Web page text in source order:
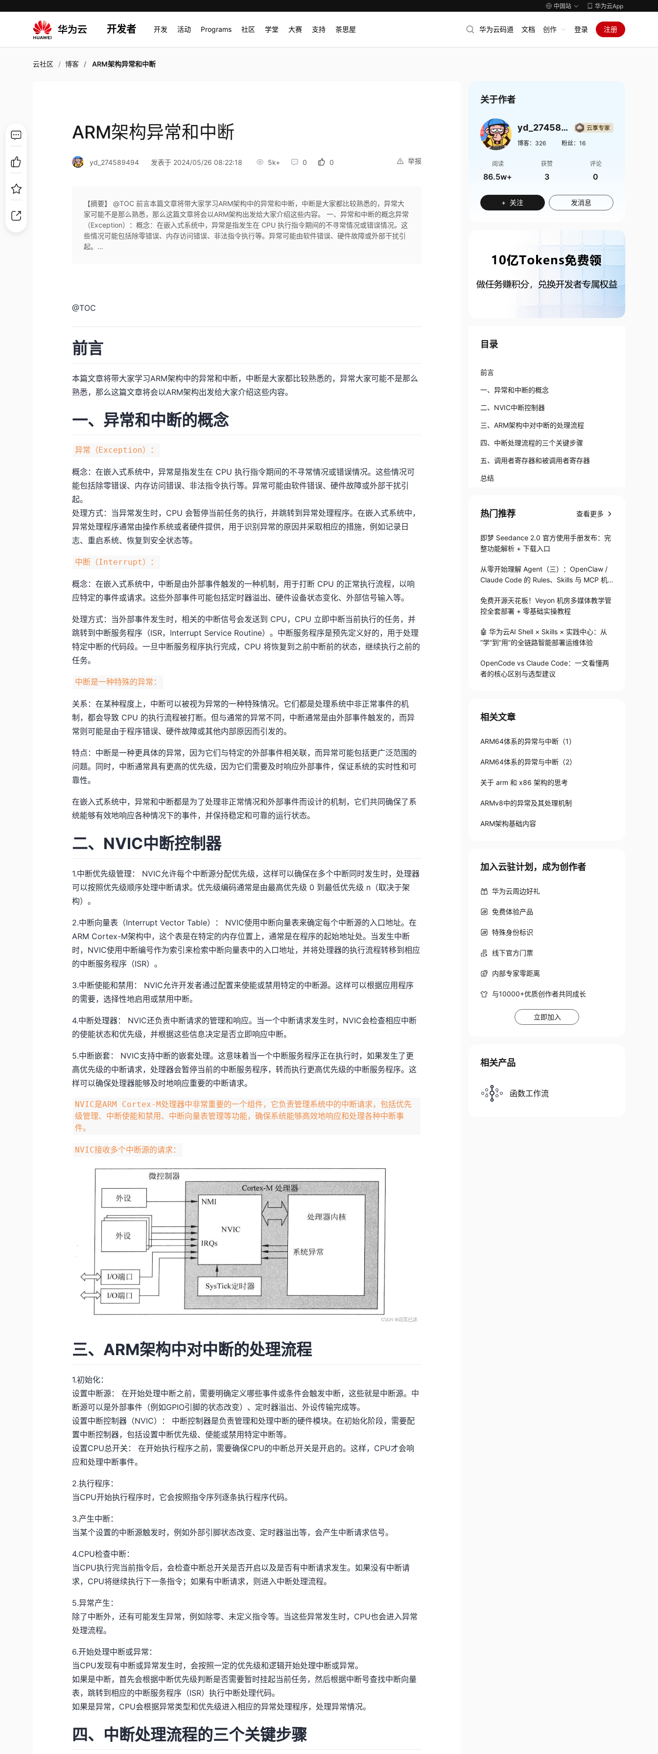
中国站 华为云App
开发者 开发 活动 Programs 社区 学堂 大赛 支持 茶思屋 华为云码道 文档 创作 登录 注册
云社区 博客 ARM架构异常和中断
ARM架构异常和中断
举报
yd_274589494 发表于 2024/05/26 08:22:18 5k+ 0 0
【摘要】 @TOC 前言本篇文章将带大家学习ARM架构中的异常和中断，中断是大家都比较熟悉的，异常大
家可能不是那么熟悉，那么这篇文章将会以ARM架构出发给大家介绍这些内容。 一、异常和中断的概念异常
（Exception）：概念：在嵌入式系统中，异常是指发生在 CPU 执行指令期间的不寻常情况或错误情况。这
些情况可能包括除零错误、内存访问错误、非法指令执行等。异常可能由软件错误、硬件故障或外部干扰引
起。...
@TOC
前言
本篇文章将带大家学习ARM架构中的异常和中断，中断是大家都比较熟悉的，异常大家可能不是那么
熟悉，那么这篇文章将会以ARM架构出发给大家介绍这些内容。
一、异常和中断的概念
异常（Exception）：
概念：在嵌入式系统中，异常是指发生在 CPU 执行指令期间的不寻常情况或错误情况。这些情况可
能包括除零错误、内存访问错误、非法指令执行等。异常可能由软件错误、硬件故障或外部干扰引
起。
处理方式：当异常发生时，CPU 会暂停当前任务的执行，并跳转到异常处理程序。在嵌入式系统中，
异常处理程序通常由操作系统或者硬件提供，用于识别异常的原因并采取相应的措施，例如记录日
志、重启系统、恢复到安全状态等。
中断（Interrupt）：
概念：在嵌入式系统中，中断是由外部事件触发的一种机制，用于打断 CPU 的正常执行流程，以响
应特定的事件或请求。这些外部事件可能包括定时器溢出、硬件设备状态变化、外部信号输入等。
处理方式：当外部事件发生时，相关的中断信号会发送到 CPU，CPU 立即中断当前执行的任务，并
跳转到中断服务程序（ISR，Interrupt Service Routine）。中断服务程序是预先定义好的，用于处理
特定中断的代码段。一旦中断服务程序执行完成，CPU 将恢复到之前中断前的状态，继续执行之前的
任务。
中断是一种特殊的异常：
关系：在某种程度上，中断可以被视为异常的一种特殊情况。它们都是处理系统中非正常事件的机
制，都会导致 CPU 的执行流程被打断。但与通常的异常不同，中断通常是由外部事件触发的，而异
常则可能是由于程序错误、硬件故障或其他内部原因而引发的。
特点：中断是一种更具体的异常，因为它们与特定的外部事件相关联，而异常可能包括更广泛范围的
问题。同时，中断通常具有更高的优先级，因为它们需要及时响应外部事件，保证系统的实时性和可
靠性。
在嵌入式系统中，异常和中断都是为了处理非正常情况和外部事件而设计的机制，它们共同确保了系
统能够有效地响应各种情况下的事件，并保持稳定和可靠的运行状态。
二、NVIC中断控制器
1.中断优先级管理： NVIC允许每个中断源分配优先级，这样可以确保在多个中断同时发生时，处理器
可以按照优先级顺序处理中断请求。优先级编码通常是由最高优先级 0 到最低优先级 n（取决于架
构）。
2.中断向量表（Interrupt Vector Table）： NVIC使用中断向量表来确定每个中断源的入口地址。在
ARM Cortex-M架构中，这个表是在特定的内存位置上，通常是在程序的起始地址处。当发生中断
时，NVIC使用中断编号作为索引来检索中断向量表中的入口地址，并将处理器的执行流程转移到相应
的中断服务程序（ISR）。
3.中断使能和禁用： NVIC允许开发者通过配置来使能或禁用特定的中断源。这样可以根据应用程序
的需要，选择性地启用或禁用中断。
4.中断处理器： NVIC还负责中断请求的管理和响应。当一个中断请求发生时，NVIC会检查相应中断
的使能状态和优先级，并根据这些信息决定是否立即响应中断。
5.中断嵌套： NVIC支持中断的嵌套处理。这意味着当一个中断服务程序正在执行时，如果发生了更
高优先级的中断请求，处理器会暂停当前的中断服务程序，转而执行更高优先级的中断服务程序。这
样可以确保处理器能够及时地响应重要的中断请求。
NVIC是ARM Cortex-M处理器中非常重要的一个组件，它负责管理系统中的中断请求，包括优先
级管理、中断使能和禁用、中断向量表管理等功能，确保系统能够高效地响应和处理各种中断事
件。
NVIC接收多个中断源的请求：
三、ARM架构中对中断的处理流程
1.初始化：
设置中断源： 在开始处理中断之前，需要明确定义哪些事件或条件会触发中断，这些就是中断源。中
断源可以是外部事件（例如GPIO引脚的状态改变）、定时器溢出、外设传输完成等。
设置中断控制器（NVIC）： 中断控制器是负责管理和处理中断的硬件模块。在初始化阶段，需要配
置中断控制器，包括设置中断优先级、使能或禁用特定中断等。
设置CPU总开关： 在开始执行程序之前，需要确保CPU的中断总开关是开启的。这样，CPU才会响
应和处理中断事件。
2.执行程序：
当CPU开始执行程序时，它会按照指令序列逐条执行程序代码。
3.产生中断：
当某个设置的中断源触发时，例如外部引脚状态改变、定时器溢出等，会产生中断请求信号。
4.CPU检查中断：
当CPU执行完当前指令后，会检查中断总开关是否开启以及是否有中断请求发生。如果没有中断请
求，CPU将继续执行下一条指令；如果有中断请求，则进入中断处理流程。
5.异常产生：
除了中断外，还有可能发生异常，例如除零、未定义指令等。当这些异常发生时，CPU也会进入异常
处理流程。
6.开始处理中断或异常：
当CPU发现有中断或异常发生时，会按照一定的优先级和逻辑开始处理中断或异常。
如果是中断，首先会根据中断优先级判断是否需要暂时挂起当前任务，然后根据中断号查找中断向量
表，跳转到相应的中断服务程序（ISR）执行中断处理代码。
如果是异常，CPU会根据异常类型和优先级进入相应的异常处理程序，处理异常情况。
四、中断处理流程的三个关键步骤
关于作者
yd_274589494
博客： 326 粉丝： 16
阅读
86.5w+
获赞
3
评论
0
+ 关注 发消息
目录
前言
一、异常和中断的概念
二、NVIC中断控制器
三、ARM架构中对中断的处理流程
四、中断处理流程的三个关键步骤
五、调用者寄存器和被调用者寄存器
总结
热门推荐 查看更多
即梦 Seedance 2.0 官方使用手册发布：完
整功能解析 + 下载入口
从零开始理解 Agent（三）：OpenClaw /
Claude Code 的 Rules、Skills 与 MCP 机
免费开源天花板！Veyon 机房多媒体教学管
控全套部署 + 零基础实操教程
🤖 华为云AI Shell × Skills × 实践中心：从
“学”到“用”的全链路智能部署运维体验
OpenCode vs Claude Code：一文看懂两
者的核心区别与选型建议
相关文章
ARM64体系的异常与中断（1）
ARM64体系的异常与中断（2）
关于 arm 和 x86 架构的思考
ARMv8中的异常及其处理机制
ARM架构基础内容
加入云驻计划，成为创作者
华为云周边好礼
免费体验产品
特殊身份标识
线下官方门票
内部专家零距离
与10000+优质创作者共同成长
立即加入
相关产品
函数工作流